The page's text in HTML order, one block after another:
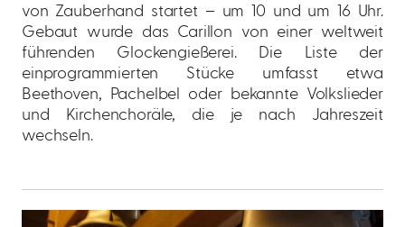
von Zauberhand startet – um 10 und um 16 Uhr.
Gebaut wurde das Carillon von einer weltweit
führenden Glockengießerei. Die Liste der
einprogrammierten Stücke umfasst etwa
Beethoven, Pachelbel oder bekannte Volkslieder
und Kirchenchoräle, die je nach Jahreszeit
wechseln.